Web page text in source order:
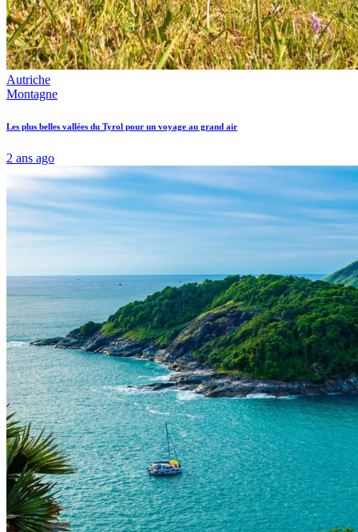
Autriche
Montagne
Les plus belles vallées du Tyrol pour un voyage au grand air
2 ans ago